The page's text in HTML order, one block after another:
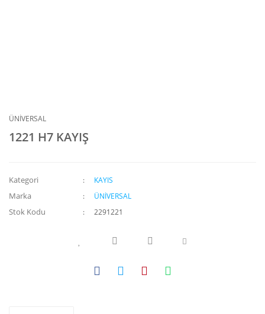
ÜNİVERSAL
1221 H7 KAYIŞ
Kategori KAYIS
Marka ÜNİVERSAL
Stok Kodu 2291221